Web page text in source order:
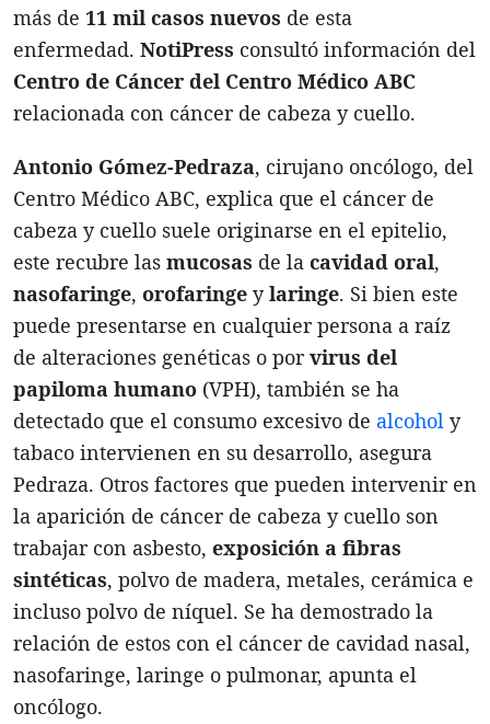
más de 11 mil casos nuevos de esta
enfermedad. NotiPress consultó información del
Centro de Cáncer del Centro Médico ABC
relacionada con cáncer de cabeza y cuello.
Antonio Gómez-Pedraza, cirujano oncólogo, del
Centro Médico ABC, explica que el cáncer de
cabeza y cuello suele originarse en el epitelio,
este recubre las mucosas de la cavidad oral,
nasofaringe, orofaringe ylaringe. Si bien este
puede presentarse en cualquier persona a raíz
de alteraciones genéticas o porvirus del
papiloma humano (VPH), también se ha
detectado que el consumo excesivo de alcohol y
tabaco intervienen en su desarrollo, asegura
Pedraza. Otros factores que pueden intervenir en
la aparición de cáncer de cabeza y cuello son
trabajar con asbesto, exposición a fibras
sintéticas, polvo de madera, metales, cerámica e
incluso polvo de níquel. Se ha demostrado la
relación de estos con el cáncer de cavidad nasal,
nasofaringe, laringe o pulmonar, apunta el
oncólogo.